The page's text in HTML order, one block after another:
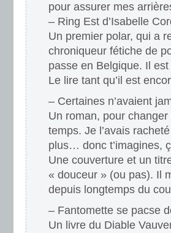
pour assurer mes
– Ring Est d’Isabelle
Un premier polar, qui a
chroniqueur fétiche de
passe en Belgique. Il
Le lire tant qu’il est
– Certaines n’avaient
Un roman, pour
temps. Je l’avais
plus… donc t’imagines,
Une couverture et un
« douceur » (ou pas). Il
depuis longtemps du
– Fantomette se pacse
Un livre du Diable